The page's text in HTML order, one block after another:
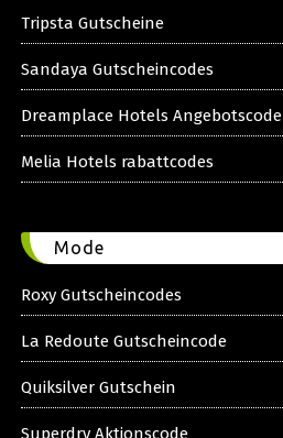
Tripsta Gutscheine
Sandaya Gutscheincodes
Dreamplace Hotels Angebotscode
Melia Hotels rabattcodes
Mode
Roxy Gutscheincodes
La Redoute Gutscheincode
Quiksilver Gutschein
Superdry Aktionscode